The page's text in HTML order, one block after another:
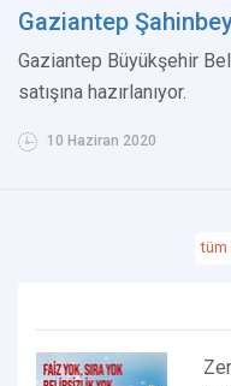
Gaziantep
Gaziantep Büyükşehir
satışına hazırlanıyor.
10 Haziran 2020
tüm